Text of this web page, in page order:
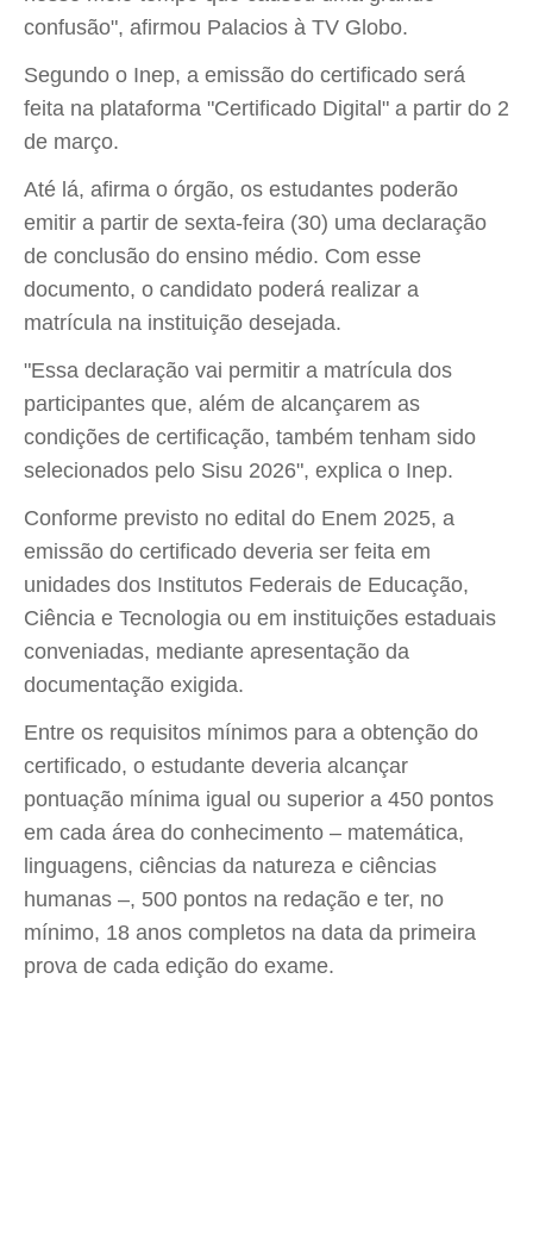
confusão", afirmou Palacios à TV Globo.
Segundo o Inep, a emissão do certificado será
feita na plataforma "Certificado Digital" a partir do 2
de março.
Até lá, afirma o órgão, os estudantes poderão
emitir a partir de sexta-feira (30) uma declaração
de conclusão do ensino médio. Com esse
documento, o candidato poderá realizar a
matrícula na instituição desejada.
"Essa declaração vai permitir a matrícula dos
participantes que, além de alcançarem as
condições de certificação, também tenham sido
selecionados pelo Sisu 2026", explica o Inep.
Conforme previsto no edital do Enem 2025, a
emissão do certificado deveria ser feita em
unidades dos Institutos Federais de Educação,
Ciência e Tecnologia ou em instituições estaduais
conveniadas, mediante apresentação da
documentação exigida.
Entre os requisitos mínimos para a obtenção do
certificado, o estudante deveria alcançar
pontuação mínima igual ou superior a 450 pontos
em cada área do conhecimento – matemática,
linguagens, ciências da natureza e ciências
humanas –, 500 pontos na redação e ter, no
mínimo, 18 anos completos na data da primeira
prova de cada edição do exame.